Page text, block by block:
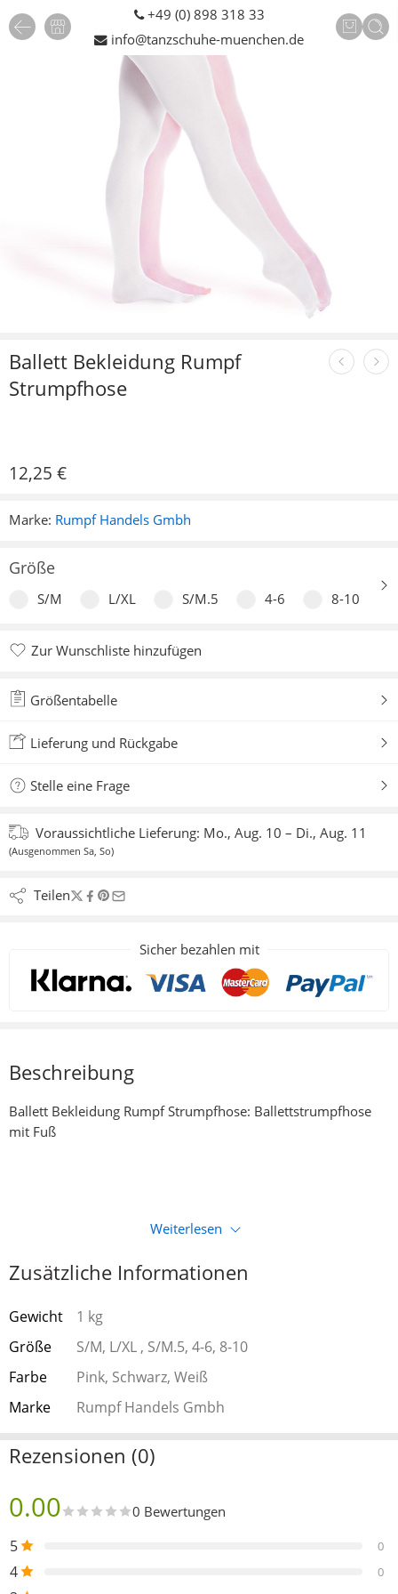
+49 (0) 898 318 33
info@tanzschuhe-muenchen.de
Ballett Bekleidung Rumpf
Strumpfhose
12,25 €
Marke: Rumpf Handels Gmbh
Größe
S/M L/XL S/M.5 4-6 8-10
Zur Wunschliste hinzufügen
Größentabelle
Lieferung und Rückgabe
Stelle eine Frage
Voraussichtliche Lieferung: Mo., Aug. 10 – Di., Aug. 11
(Ausgenommen Sa, So)
Teilen
Sicher bezahlen mit
Beschreibung
Ballett Bekleidung Rumpf Strumpfhose: Ballettstrumpfhose
mit Fuß
Weiterlesen
Zusätzliche Informationen
Gewicht
1 kg
Größe
S/M, L/XL , S/M.5, 4-6, 8-10
Farbe
Pink, Schwarz, Weiß
Marke
Rumpf Handels Gmbh
Rezensionen (0)
0.00 0 Bewertungen
5 0
4 0